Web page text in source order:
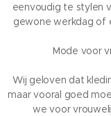
eenvoudig te stylen
gewone werkdag of
Mode voor
Wij geloven dat
maar vooral goed
we voor